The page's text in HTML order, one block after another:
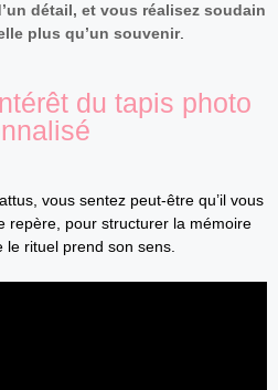
détail, et vous réalisez soudain
plus qu’un souvenir.
du tapis photo
vous sentez peut-être qu’il vous
repère, pour structurer la mémoire
le rituel prend son sens.